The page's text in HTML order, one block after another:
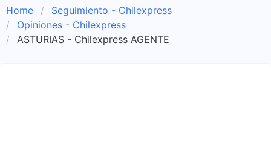
Home
Seguimiento - Chilexpress
Opiniones - Chilexpress
ASTURIAS - Chilexpress AGENTE